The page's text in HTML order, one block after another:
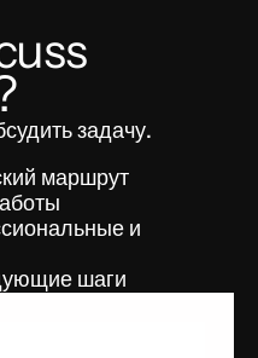
задачу.
маршрут
и
шаги